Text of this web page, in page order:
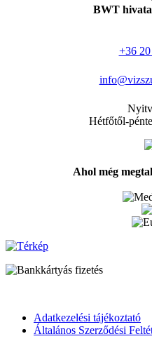
BWT
+36
Hétfőtől-
Ahol még
Adatkezelési tájékoztató
Általános Szerződési